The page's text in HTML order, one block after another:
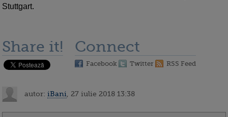
Stuttgart.
Share it! Connect
Facebook Twitter RSS Feed
autor: iBani , 27 iulie 2018 13:38